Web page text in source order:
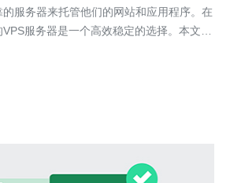
服务器来托管他们的网站和应用程序。在
服务器是一个高效稳定的选择。本文将